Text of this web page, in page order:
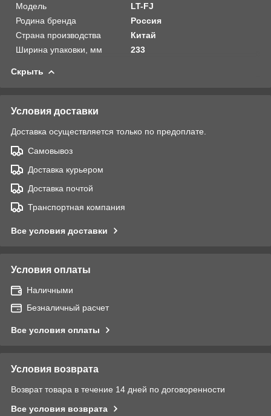
Модель
LT-FJ
Родина бренда
Россия
Страна производства
Китай
Ширина упаковки, мм
233
Скрыть
Условия доставки
Доставка осуществляется только по предоплате.
Самовывоз
Доставка курьером
Доставка почтой
Транспортная компания
Все условия доставки
Условия оплаты
Наличными
Безналичный расчет
Все условия оплаты
Условия возврата
Возврат товара в течение 14 дней по договоренности
Все условия возврата